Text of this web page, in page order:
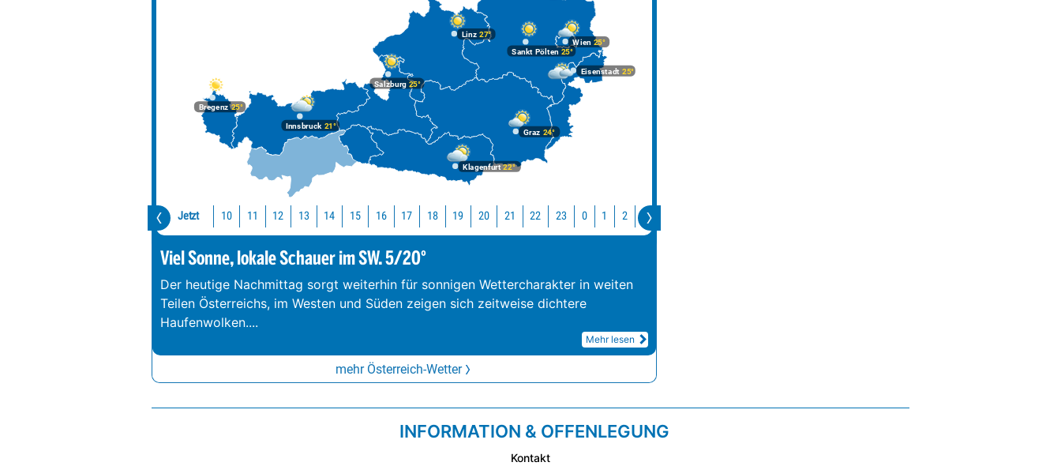
Bregenz25°
Graz 24°
Innsbruck21°
Klagenfurt22°
Linz 27°
Salzburg25°
Wien 25°
Eisenstadt 25°
Sankt Pölten 25°
Jetzt 10 11 12 13 14 15 16 17 18 19 20 21 22 23 0 1 2 3
Viel Sonne, lokale Schauer im SW. 5/20°
Der heutige Nachmittag sorgt weiterhin für sonnigen Wettercharakter in weiten
Teilen Österreichs, im Westen und Süden zeigen sich zeitweise dichtere
Haufenwolken....
Mehr lesen
mehr Österreich-Wetter
INFORMATION & OFFENLEGUNG
Kontakt